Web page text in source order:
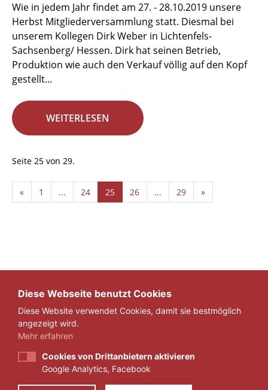
Wie in jedem Jahr findet am 27. - 28.10.2019 unsere
Herbst Mitgliederversammlung statt. Diesmal bei
unserem Kollegen Dirk Weber in Lichtenfels-
Sachsenberg/ Hessen. Dirk hat seinen Betrieb,
Produktion wie auch den Verkauf völlig auf den Kopf
gestellt...
WEITERLESEN
Seite 25 von 29.
« 1 ... 24 25 26 ... 29 »
IMPRESSUM DATENSCHUTZ
Diese Webseite benutzt Cookies
Diese Website verwendet Cookies, damit sie bestmöglich
angezeigt wird.
Mehr erfahren
Cookies von Drittanbietern aktivieren
Google Analytics, Facebook